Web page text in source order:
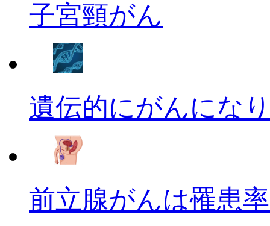
子宮頸がん
遺伝的にがんにな
前立腺がんは罹患